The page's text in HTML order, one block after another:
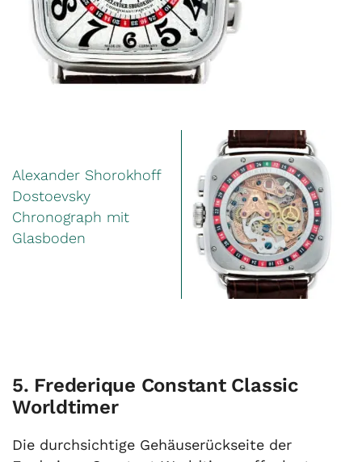
Alexander Shorokhoff
Dostoevsky
Chronograph mit
Glasboden
5. Frederique Constant Classic
Worldtimer
Die durchsichtige Gehäuserückseite der